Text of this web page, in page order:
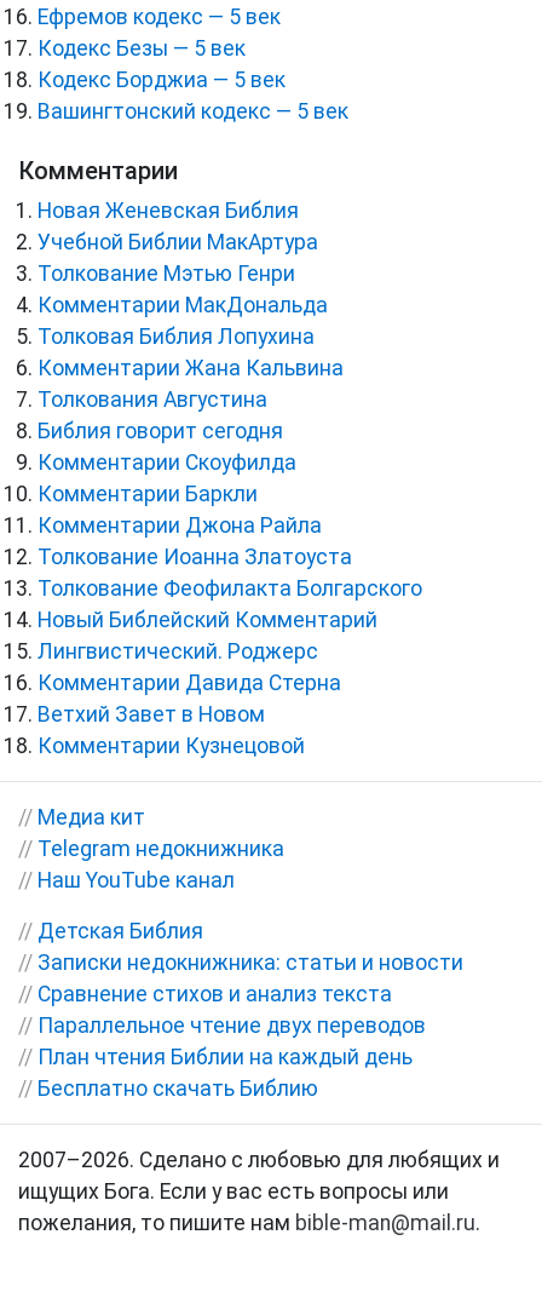
Ефремов кодекс — 5 век
Кодекс Безы — 5 век
Кодекс Борджиа — 5 век
Вашингтонский кодекс — 5 век
Комментарии
Новая Женевская Библия
Учебной Библии МакАртура
Толкование Мэтью Генри
Комментарии МакДональда
Толковая Библия Лопухина
Комментарии Жана Кальвина
Толкования Августина
Библия говорит сегодня
Комментарии Скоуфилда
Комментарии Баркли
Комментарии Джона Райла
Толкование Иоанна Златоуста
Толкование Феофилакта Болгарского
Новый Библейский Комментарий
Лингвистический. Роджерс
Комментарии Давида Стерна
Ветхий Завет в Новом
Комментарии Кузнецовой
// Медиа кит
// Telegram недокнижника
// Наш YouTube канал
// Детская Библия
// Записки недокнижника: статьи и новости
// Сравнение стихов и анализ текста
// Параллельное чтение двух переводов
// План чтения Библии на каждый день
// Бесплатно скачать Библию
2007–2026. Сделано с любовью для любящих и
ищущих Бога. Если у вас есть вопросы или
пожелания, то пишите нам bible-man@mail.ru.